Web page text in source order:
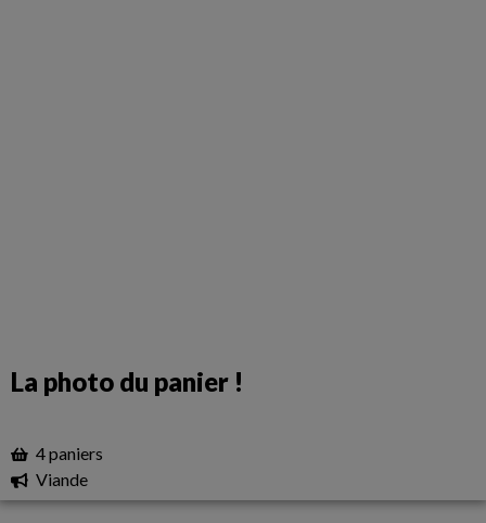
La photo du panier !
4 paniers
Viande